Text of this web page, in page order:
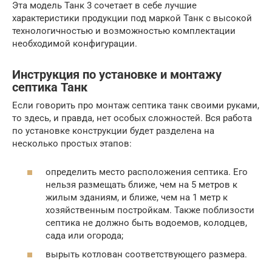
Эта модель Танк 3 сочетает в себе лучшие
характеристики продукции под маркой Танк с высокой
технологичностью и возможностью комплектации
необходимой конфигурации.
Инструкция по установке и монтажу
септика Танк
Если говорить про монтаж септика танк своими руками,
то здесь, и правда, нет особых сложностей. Вся работа
по установке конструкции будет разделена на
несколько простых этапов:
определить место расположения септика. Его
нельзя размещать ближе, чем на 5 метров к
жилым зданиям, и ближе, чем на 1 метр к
хозяйственным постройкам. Также поблизости
септика не должно быть водоемов, колодцев,
сада или огорода;
вырыть котлован соответствующего размера.